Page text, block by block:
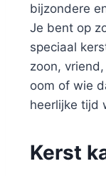
bijzondere
Je bent op
speciaal
zoon,
oom of wie
heerlijke tijd
Kerst